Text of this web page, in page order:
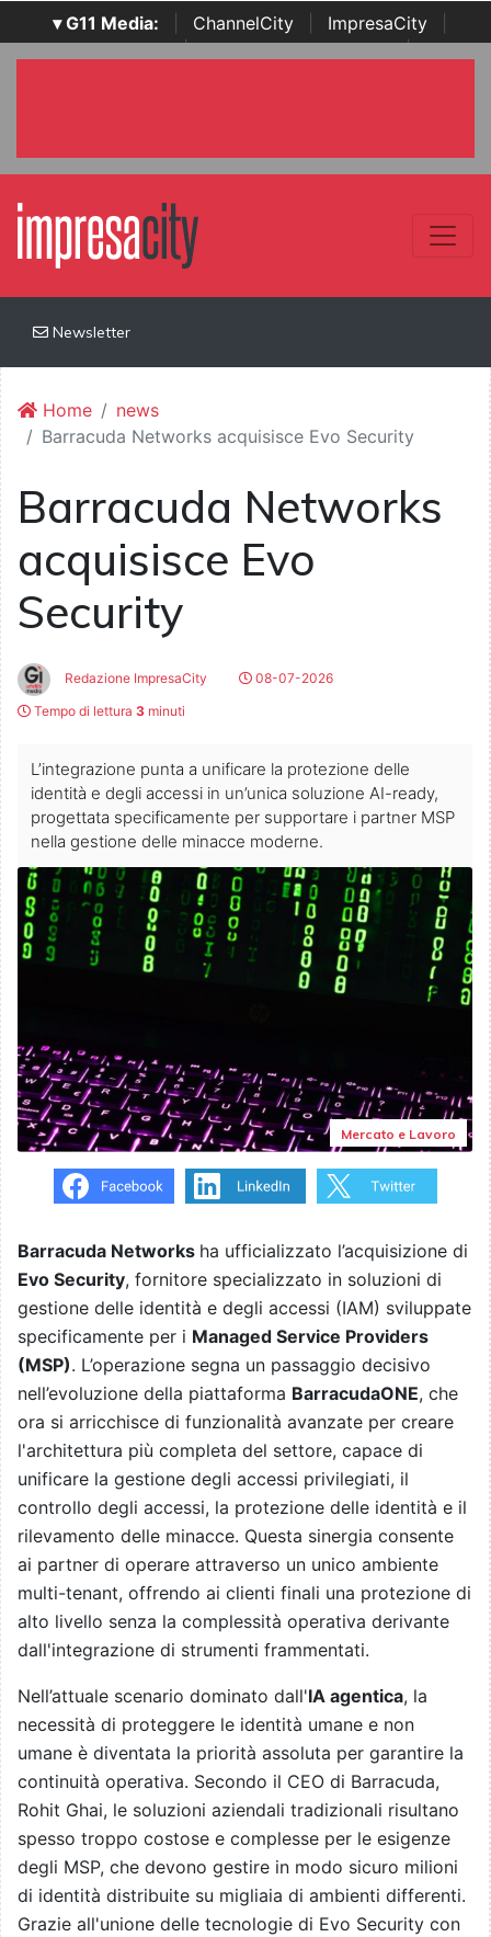
▾ G11 Media: ChannelCity ImpresaCity
SecurityOpenLab | Italian Channel Awards | Italian
Newsletter
Home
news
Barracuda Networks acquisisce Evo Security
Barracuda Networks
acquisisce Evo
Security
Redazione ImpresaCity
08-07-2026
Tempo di lettura 3 minuti
L’integrazione punta a unificare la protezione delle
identità e degli accessi in un’unica soluzione AI-ready,
progettata specificamente per supportare i partner MSP
nella gestione delle minacce moderne.
Mercato e Lavoro
Barracuda Networks ha ufficializzato l’acquisizione di
Evo Security, fornitore specializzato in soluzioni di
gestione delle identità e degli accessi (IAM) sviluppate
specificamente per i Managed Service Providers
(MSP). L’operazione segna un passaggio decisivo
nell’evoluzione della piattaforma BarracudaONE, che
ora si arricchisce di funzionalità avanzate per creare
l'architettura più completa del settore, capace di
unificare la gestione degli accessi privilegiati, il
controllo degli accessi, la protezione delle identità e il
rilevamento delle minacce. Questa sinergia consente
ai partner di operare attraverso un unico ambiente
multi-tenant, offrendo ai clienti finali una protezione di
alto livello senza la complessità operativa derivante
dall'integrazione di strumenti frammentati.
Nell’attuale scenario dominato dall'IA agentica, la
necessità di proteggere le identità umane e non
umane è diventata la priorità assoluta per garantire la
continuità operativa. Secondo il CEO di Barracuda,
Rohit Ghai, le soluzioni aziendali tradizionali risultano
spesso troppo costose e complesse per le esigenze
degli MSP, che devono gestire in modo sicuro milioni
di identità distribuite su migliaia di ambienti differenti.
Grazie all'unione delle tecnologie di Evo Security con